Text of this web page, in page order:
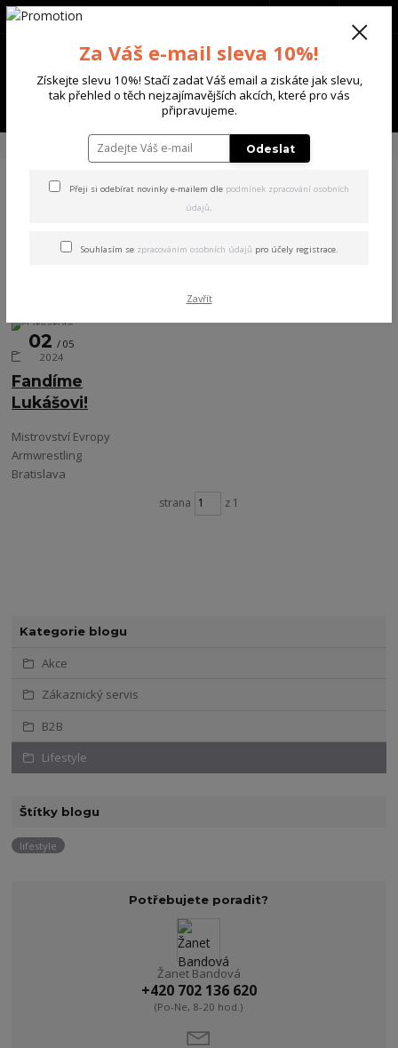
Menu
+420 702 136 620
Lifestyle
Kategorie blogu
Akce
Zákaznický servis
B2B
Lifestyle
Štítky blogu
lifestyle
Potřebujete poradit?
Žanet Bandová
+420 702 136 620
(Po-Ne, 8-20 hod.)
Nejnovější články
Fandíme
Lukášovi!
02
05
2024
Lifestyle
Mistrovství Evropy
Armwrestling
Bratislava
strana z 1
Za Váš e-mail sleva 10%!
Získejte slevu 10%! Stačí zadat Váš email a ziskáte jak slevu,
tak přehled o těch nejzajímavějších akcích, které pro vás
připravujeme.
Odeslat
Přeji si odebírat novinky e-mailem dle podmínek zpracování osobních
údajů.
Souhlasím se zpracováním osobních údajů pro účely registrace.
Zavřít